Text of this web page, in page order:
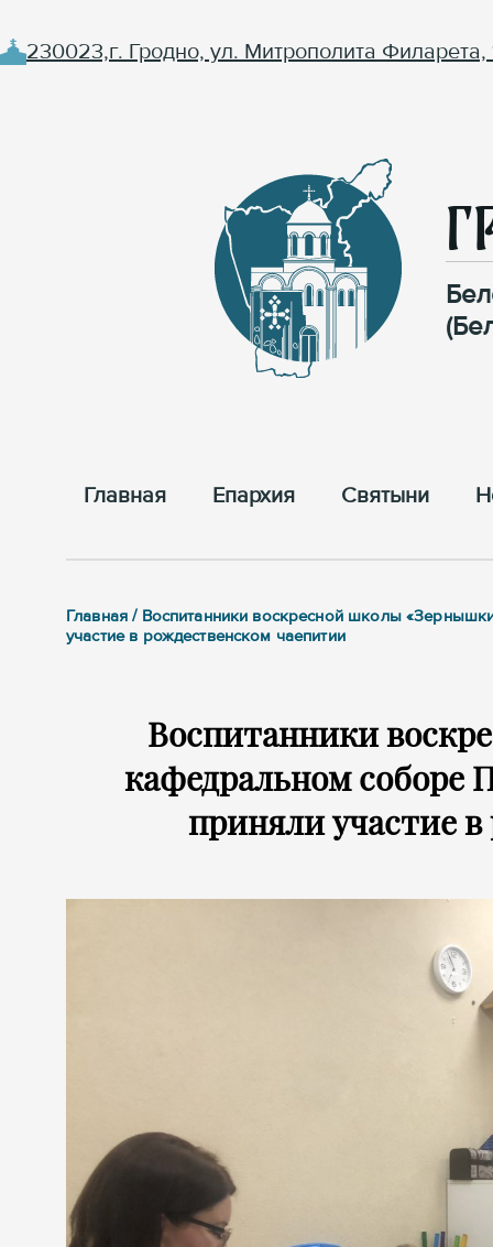
230023,г. Гродно, ул. Митрополита Филарета,
Главная Епархия Cвятыни
Главная / Воспитанники воскресной школы
участие в рождественском чаепитии
Воспитанники
кафедральном соборе
приняли участие